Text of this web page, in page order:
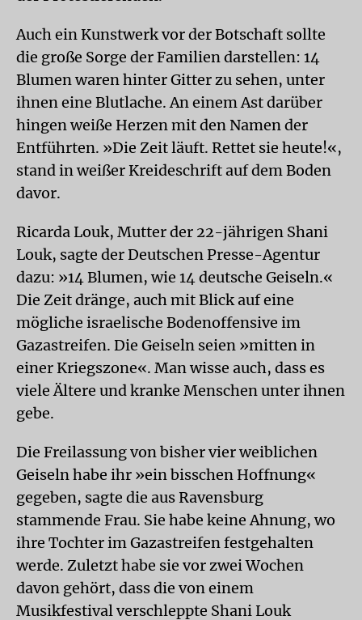
Auch ein Kunstwerk vor der Botschaft sollte
die große Sorge der Familien darstellen: 14
Blumen waren hinter Gitter zu sehen, unter
ihnen eine Blutlache. An einem Ast darüber
hingen weiße Herzen mit den Namen der
Entführten. »Die Zeit läuft. Rettet sie heute!«,
stand in weißer Kreideschrift auf dem Boden
davor.
Ricarda Louk, Mutter der 22-jährigen Shani
Louk, sagte der Deutschen Presse-Agentur
dazu: »14 Blumen, wie 14 deutsche Geiseln.«
Die Zeit dränge, auch mit Blick auf eine
mögliche israelische Bodenoffensive im
Gazastreifen. Die Geiseln seien »mitten in
einer Kriegszone«. Man wisse auch, dass es
viele Ältere und kranke Menschen unter ihnen
gebe.
Die Freilassung von bisher vier weiblichen
Geiseln habe ihr »ein bisschen Hoffnung«
gegeben, sagte die aus Ravensburg
stammende Frau. Sie habe keine Ahnung, wo
ihre Tochter im Gazastreifen festgehalten
werde. Zuletzt habe sie vor zwei Wochen
davon gehört, dass die von einem
Musikfestival verschleppte Shani Louk